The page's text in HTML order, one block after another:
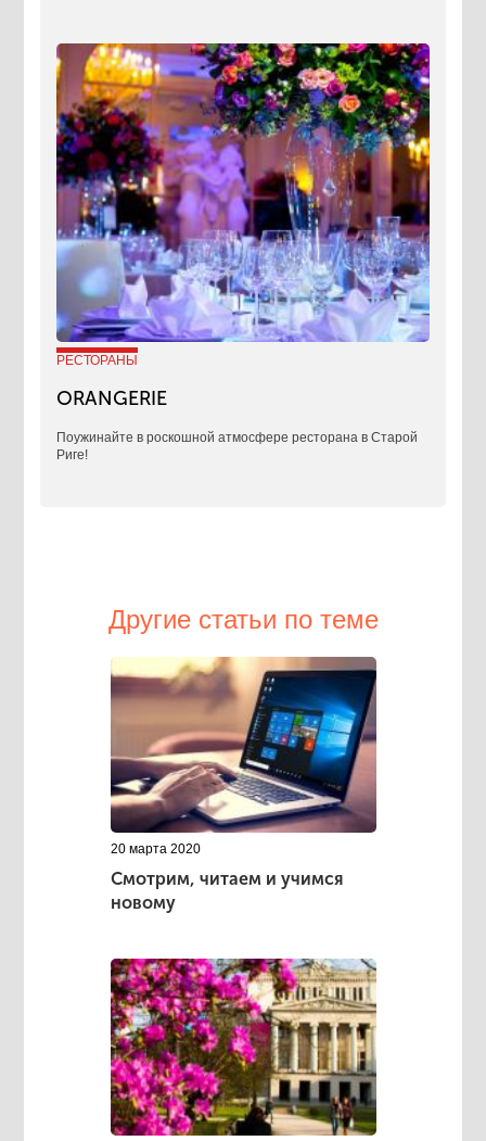
РЕСТОРАНЫ
ORANGERIE
Поужинайте в роскошной атмосфере ресторана в Старой
Риге!
Другие статьи по теме
20 марта 2020
Смотрим, читаем и учимся
новому